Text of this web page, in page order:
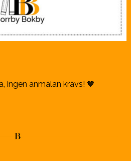
ingen anmälan krävs! 🧡